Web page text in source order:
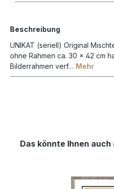
Beschreibung
UNIKAT (seriell) Original
ohne Rahmen ca. 30 x 42 cm
Bilderrahmen verf… Mehr
Das könnte Ihnen auch